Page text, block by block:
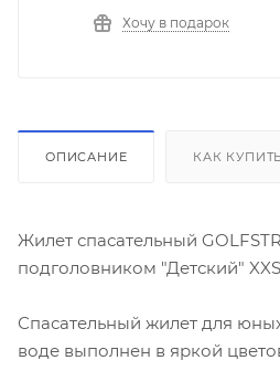
Хочу в подарок
ОПИСАНИЕ КАК
Жилет спасательный
подголовником "Детский"
Спасательный жилет для
воде выполнен в яркой